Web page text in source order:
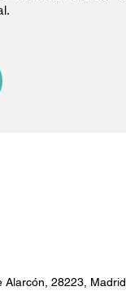
28223, Madrid.